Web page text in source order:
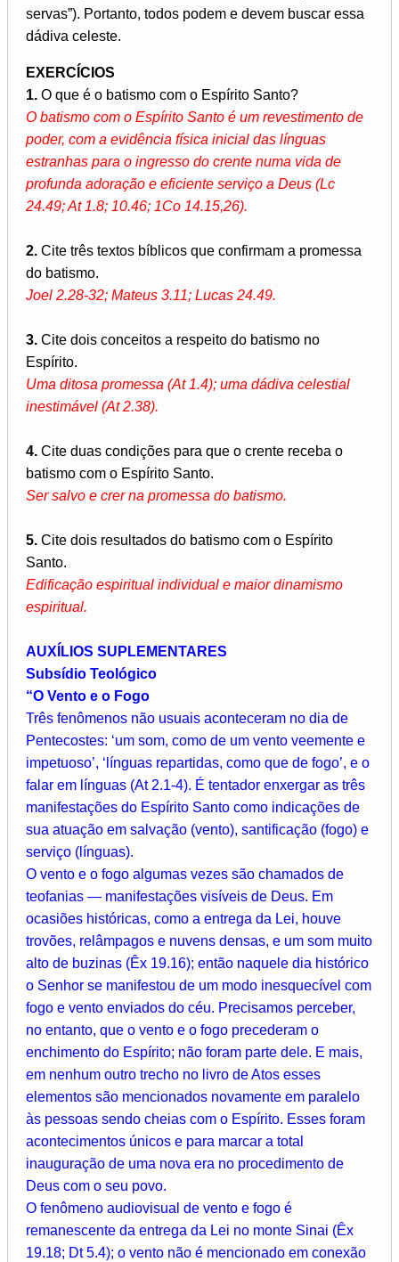
servas”). Portanto, todos podem e devem buscar essa
dádiva celeste.
EXERCÍCIOS
1. O que é o batismo com o Espírito Santo?
O batismo com o Espírito Santo é um revestimento de
poder, com a evidência física inicial das línguas
estranhas para o ingresso do crente numa vida de
profunda adoração e eficiente serviço a Deus (Lc
24.49; At 1.8; 10.46; 1Co 14.15,26).
2. Cite três textos bíblicos que confirmam a promessa
do batismo.
Joel 2.28-32; Mateus 3.11; Lucas 24.49.
3. Cite dois conceitos a respeito do batismo no
Espírito.
Uma ditosa promessa (At 1.4); uma dádiva celestial
inestimável (At 2.38).
4. Cite duas condições para que o crente receba o
batismo com o Espírito Santo.
Ser salvo e crer na promessa do batismo.
5. Cite dois resultados do batismo com o Espírito
Santo.
Edificação espiritual individual e maior dinamismo
espiritual.
AUXÍLIOS SUPLEMENTARES
Subsídio Teológico
“O Vento e o Fogo
Três fenômenos não usuais aconteceram no dia de
Pentecostes: ‘um som, como de um vento veemente e
impetuoso’, ‘línguas repartidas, como que de fogo’, e o
falar em línguas (At 2.1-4). É tentador enxergar as três
manifestações do Espírito Santo como indicações de
sua atuação em salvação (vento), santificação (fogo) e
serviço (línguas).
O vento e o fogo algumas vezes são chamados de
teofanias — manifestações visíveis de Deus. Em
ocasiões históricas, como a entrega da Lei, houve
trovões, relâmpagos e nuvens densas, e um som muito
alto de buzinas (Êx 19.16); então naquele dia histórico
o Senhor se manifestou de um modo inesquecível com
fogo e vento enviados do céu. Precisamos perceber,
no entanto, que o vento e o fogo precederam o
enchimento do Espírito; não foram parte dele. E mais,
em nenhum outro trecho no livro de Atos esses
elementos são mencionados novamente em paralelo
às pessoas sendo cheias com o Espírito. Esses foram
acontecimentos únicos e para marcar a total
inauguração de uma nova era no procedimento de
Deus com o seu povo.
O fenômeno audiovisual de vento e fogo é
remanescente da entrega da Lei no monte Sinai (Êx
19.18; Dt 5.4); o vento não é mencionado em conexão